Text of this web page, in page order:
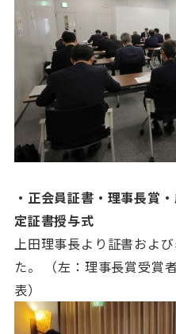
・正会員証書・理事長賞
定証書授与式
上田理事長より証書およ
た。 （左：理事長賞受賞
表）